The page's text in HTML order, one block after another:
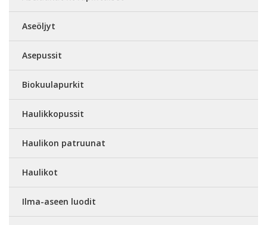
Aseöljyt
Asepussit
Biokuulapurkit
Haulikkopussit
Haulikon patruunat
Haulikot
Ilma-aseen luodit